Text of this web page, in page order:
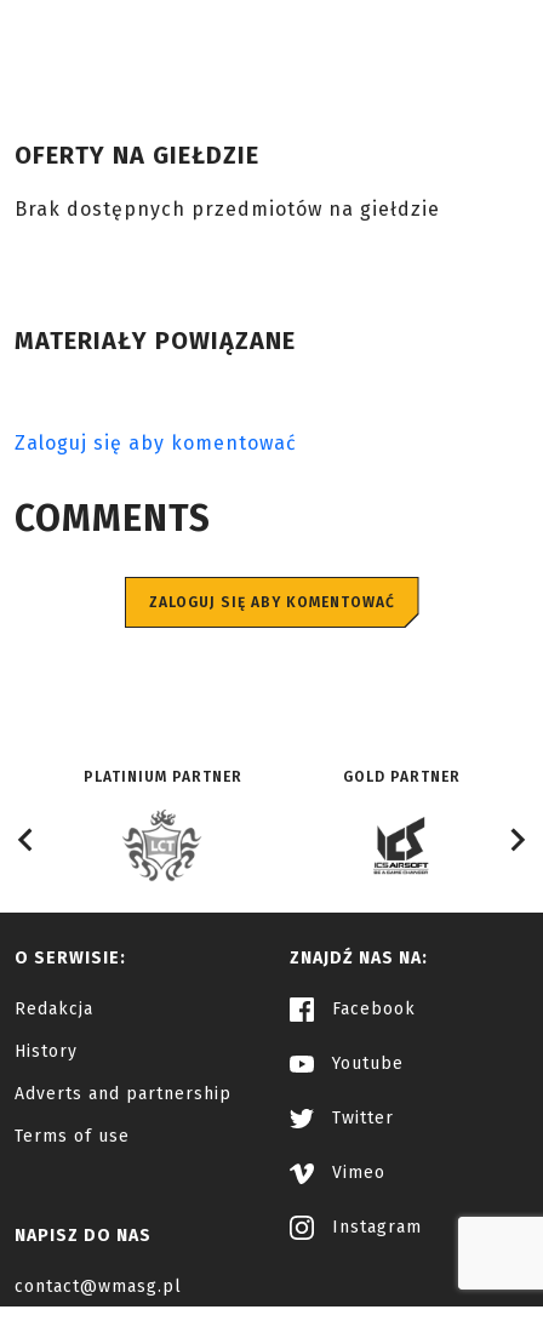
OFERTY NA GIEŁDZIE
Brak dostępnych przedmiotów na giełdzie
MATERIAŁY POWIĄZANE
Zaloguj się aby komentować
COMMENTS
ZALOGUJ SIĘ ABY KOMENTOWAĆ
PLATINIUM PARTNER GOLD PARTNER
O SERWISIE:
Redakcja
History
Adverts and partnership
Terms of use
ZNAJDŹ NAS NA:
Facebook
Youtube
Twitter
Vimeo
Instagram
NAPISZ DO NAS
contact@wmasg.pl